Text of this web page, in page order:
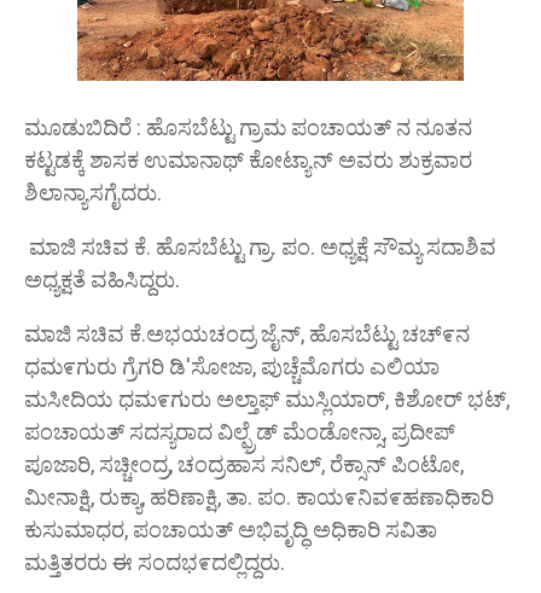
ಮೂಡುಬಿದಿರೆ : ಹೊಸಬೆಟ್ಟು ಗ್ರಾಮ ಪಂಚಾಯತ್ ನ ನೂತನ
ಕಟ್ಟಡಕ್ಕೆ ಶಾಸಕ ಉಮಾನಾಥ್ ಕೋಟ್ಯಾನ್ ಅವರು ಶುಕ್ರವಾರ
ಶಿಲಾನ್ಯಾಸಗೈದರು.
ಮಾಜಿ ಸಚಿವ ಕೆ. ಹೊಸಬೆಟ್ಟು ಗ್ರಾ. ಪಂ. ಅಧ್ಯಕ್ಷೆ ಸೌಮ್ಯ ಸದಾಶಿವ
ಅಧ್ಯಕ್ಷತೆ ವಹಿಸಿದ್ದರು.
ಮಾಜಿ ಸಚಿವ ಕೆ.ಅಭಯಚಂದ್ರ ಜೈನ್, ಹೊಸಬೆಟ್ಟು ಚಚ್೯ನ
ಧಮ೯ಗುರು ಗ್ರೆಗರಿ ಡಿ'ಸೋಜಾ, ಪುಚ್ಚೆಮೊಗರು ಎಲಿಯಾ
ಮಸೀದಿಯ ಧಮ೯ಗುರು ಅಲ್ತಾಫ್ ಮುಸ್ಲಿಯಾರ್, ಕಿಶೋರ್ ಭಟ್,
ಪಂಚಾಯತ್ ಸದಸ್ಯರಾದ ವಿಲ್ಫ್ರೆಡ್ ಮೆಂಡೋನ್ಸಾ, ಪ್ರದೀಪ್
ಪೂಜಾರಿ, ಸಚ್ಚೀಂದ್ರ, ಚಂದ್ರಹಾಸ ಸನಿಲ್, ರೆಕ್ಸಾನ್ ಪಿಂಟೋ,
ಮೀನಾಕ್ಷಿ, ರುಕ್ಯಾ, ಹರಿಣಾಕ್ಷಿ, ತಾ. ಪಂ. ಕಾಯ೯ನಿವ೯ಹಣಾಧಿಕಾರಿ
ಕುಸುಮಾಧರ, ಪಂಚಾಯತ್ ಅಭಿವೃದ್ಧಿ ಅಧಿಕಾರಿ ಸವಿತಾ
ಮತ್ತಿತರರು ಈ ಸಂದಭ೯ದಲ್ಲಿದ್ದರು.